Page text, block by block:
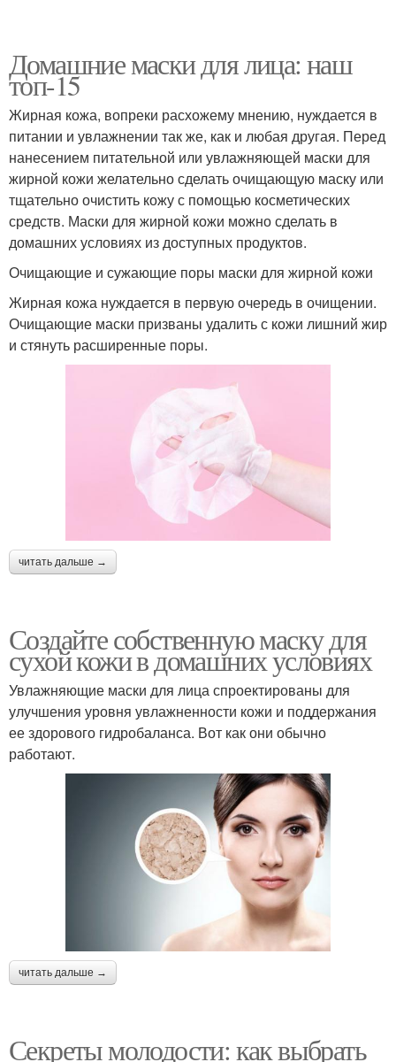
Домашние маски для лица: наш
топ-15
Жирная кожа, вопреки расхожему мнению, нуждается в
питании и увлажнении так же, как и любая другая. Перед
нанесением питательной или увлажняющей маски для
жирной кожи желательно сделать очищающую маску или
тщательно очистить кожу с помощью косметических
средств. Маски для жирной кожи можно сделать в
домашних условиях из доступных продуктов.
Очищающие и сужающие поры маски для жирной кожи
Жирная кожа нуждается в первую очередь в очищении.
Очищающие маски призваны удалить с кожи лишний жир
и стянуть расширенные поры.
читать дальше →
Создайте собственную маску для
сухой кожи в домашних условиях
Увлажняющие маски для лица спроектированы для
улучшения уровня увлажненности кожи и поддержания
ее здорового гидробаланса. Вот как они обычно
работают.
читать дальше →
Секреты молодости: как выбрать